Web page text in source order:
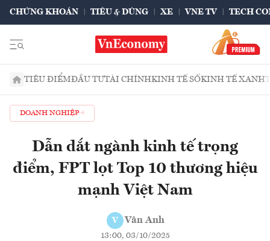
CHỨNG KHOÁN TIÊU & DÙNG XE VNE TV TECH
TIÊU ĐIỂMĐẦU TƯTÀI CHÍNHKINH TẾ SỐKINH TẾ XANH
DOANH NGHIỆP
Dẫn dắt ngành kinh tế trọng
điểm, FPT lọt Top 10 thương hiệu
mạnh Việt Nam
V Vân Anh
13:00, 03/10/2025